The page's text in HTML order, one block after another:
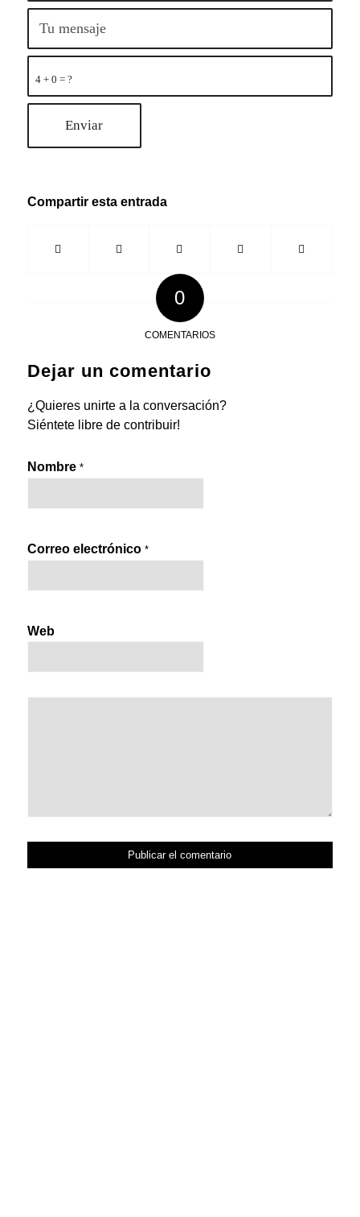
4 + 0 = ?
Compartir esta entrada
0
COMENTARIOS
Dejar un comentario
¿Quieres unirte a la conversación?
Siéntete libre de contribuir!
Nombre *
Correo electrónico *
Web